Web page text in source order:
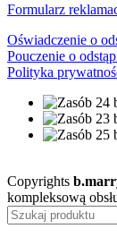
Formularz
Oświadczenie o
Pouczenie o
Polityka
Copyrights
kompleksową